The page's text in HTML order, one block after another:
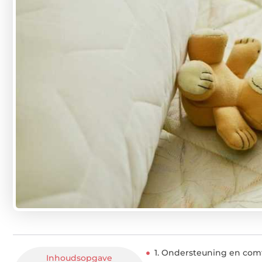
Inhoudsopgave 1. Ondersteuning en